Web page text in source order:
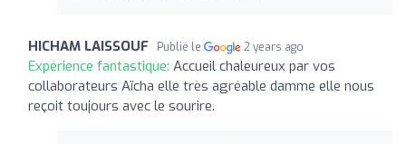
HICHAM LAISSOUF Publié le 2 years ago
Expérience fantastique: Accueil chaleureux par vos
collaborateurs Aïcha elle très agréable damme elle nous
reçoit toujours avec le sourire.